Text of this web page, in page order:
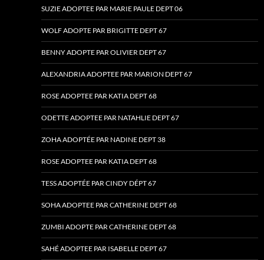
SUZIE ADOPTEE PAR MARIE PAULE DEPT 06
WOLF ADOPTE PAR BRIGITTE DEPT 67
BENNY ADOPTE PAR OLIVIER DEPT 67
ALEXANDRIA ADOPTEE PAR MARION DEPT 67
ROSE ADOPTEE PAR KATIA DEPT 68
ODETTE ADOPTEE PAR NATAHLIE DEPT 67
ZOHA ADOPTÉE PAR NADINE DEPT 38
ROSE ADOPTEE PAR KATIA DEPT 68
TESS ADOPTÉE PAR CINDY DÉPT 67
SOHA ADOPTEE PAR CATHERINE DEPT 68
ZUMBI ADOPTE PAR CATHERINE DEPT 68
SAHÉ ADOPTEE PAR ISABELLE DEPT 67